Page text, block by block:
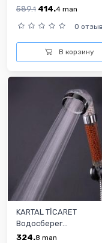
589.1 414.4 man
0
В корзину
KARTAL TİCARET
Водосберег...
324.8 man